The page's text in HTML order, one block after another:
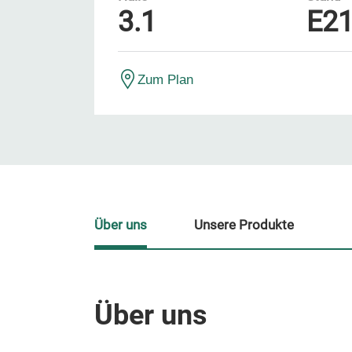
3.1
Zum Plan
Über uns
Über uns Unsere Produkte